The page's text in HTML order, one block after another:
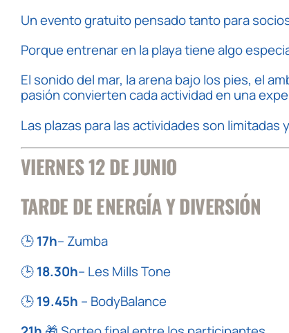
Un evento gratuito pensado tanto para
Porque entrenar en la playa tiene algo
El sonido del mar, la arena bajo los pies, el
pasión convierten cada actividad en una
Las plazas para las actividades son
VIERNES 12 DE JUNIO
TARDE DE ENERGÍA Y DIVERSIÓN
🕒17h– Zumba
🕒18.30h– Les Mills Tone
🕒19.45h – BodyBalance